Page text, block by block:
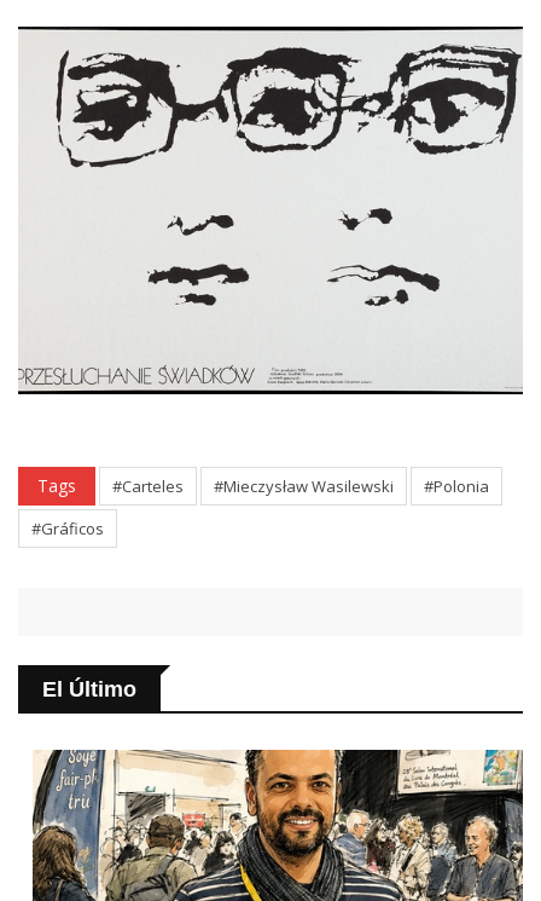
Tags #Carteles #Mieczysław Wasilewski
#Polonia
#Gráficos
El Último